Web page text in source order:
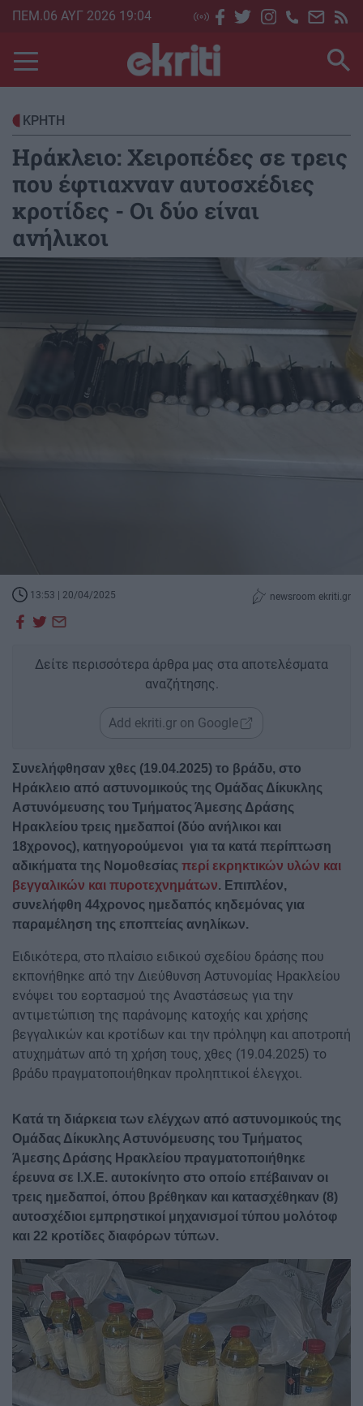
Skip
main
content
ΠΕΜ.06 ΑΥΓ 2026 19:04
ΚΡΗΤΗ
Ηράκλειο: Χειροπέδες σε τρεις
που έφτιαχναν αυτοσχέδιες
κροτίδες - Οι δύο είναι
ανήλικοι
13:53 | 20/04/2025 newsroom ekriti.gr
Δείτε περισσότερα άρθρα μας στα αποτελέσματα
αναζήτησης.
Add ekriti.gr on Google
Συνελήφθησαν χθες (19.04.2025) το βράδυ, στο
Ηράκλειο από αστυνομικούς της Ομάδας Δίκυκλης
Αστυνόμευσης του Τμήματος Άμεσης Δράσης
Ηρακλείου τρεις ημεδαποί (δύο ανήλικοι και
18χρονος), κατηγορούμενοι για τα κατά περίπτωση
αδικήματα της Νομοθεσίας περί εκρηκτικών υλών και
βεγγαλικών και πυροτεχνημάτων. Επιπλέον,
συνελήφθη 44χρονος ημεδαπός κηδεμόνας για
παραμέληση της εποπτείας ανηλίκων.
Ειδικότερα, στο πλαίσιο ειδικού σχεδίου δράσης που
εκπονήθηκε από την Διεύθυνση Αστυνομίας Ηρακλείου
ενόψει του εορτασμού της Αναστάσεως για την
αντιμετώπιση της παράνομης κατοχής και χρήσης
βεγγαλικών και κροτίδων και την πρόληψη και αποτροπή
ατυχημάτων από τη χρήση τους, χθες (19.04.2025) το
βράδυ πραγματοποιήθηκαν προληπτικοί έλεγχοι.
Κατά τη διάρκεια των ελέγχων από αστυνομικούς της
Ομάδας Δίκυκλης Αστυνόμευσης του Τμήματος
Άμεσης Δράσης Ηρακλείου πραγματοποιήθηκε
έρευνα σε Ι.Χ.Ε. αυτοκίνητο στο οποίο επέβαιναν οι
τρεις ημεδαποί, όπου βρέθηκαν και κατασχέθηκαν (8)
αυτοσχέδιοι εμπρηστικοί μηχανισμοί τύπου μολότοφ
και 22 κροτίδες διαφόρων τύπων.
Image